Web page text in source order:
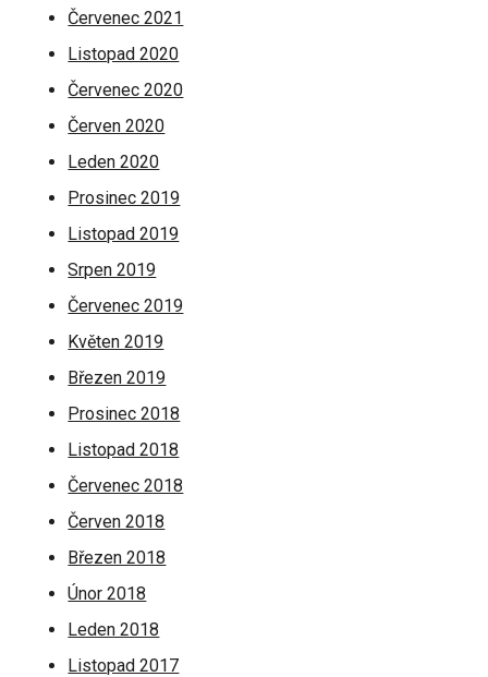
Červenec 2021
Listopad 2020
Červenec 2020
Červen 2020
Leden 2020
Prosinec 2019
Listopad 2019
Srpen 2019
Červenec 2019
Květen 2019
Březen 2019
Prosinec 2018
Listopad 2018
Červenec 2018
Červen 2018
Březen 2018
Únor 2018
Leden 2018
Listopad 2017